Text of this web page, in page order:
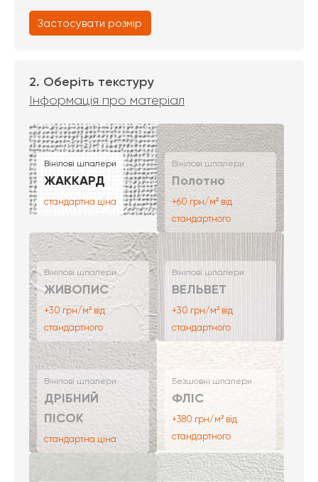
Застосувати розмір
2. Оберіть текстуру
Інформація про матеріал
Вінілові шпалери
ЖАККАРД
стандартна ціна
Вінілові шпалери
Полотно
+60 грн/м² від
стандартного
Вінілові шпалери
ЖИВОПИС
+30 грн/м² від
стандартного
Вінілові шпалери
ВЕЛЬВЕТ
+30 грн/м² від
стандартного
Вінілові шпалери
ДРІБНИЙ
ПІСОК
стандартна ціна
Безшовні шпалери
ФЛІС
+380 грн/м² від
стандартного